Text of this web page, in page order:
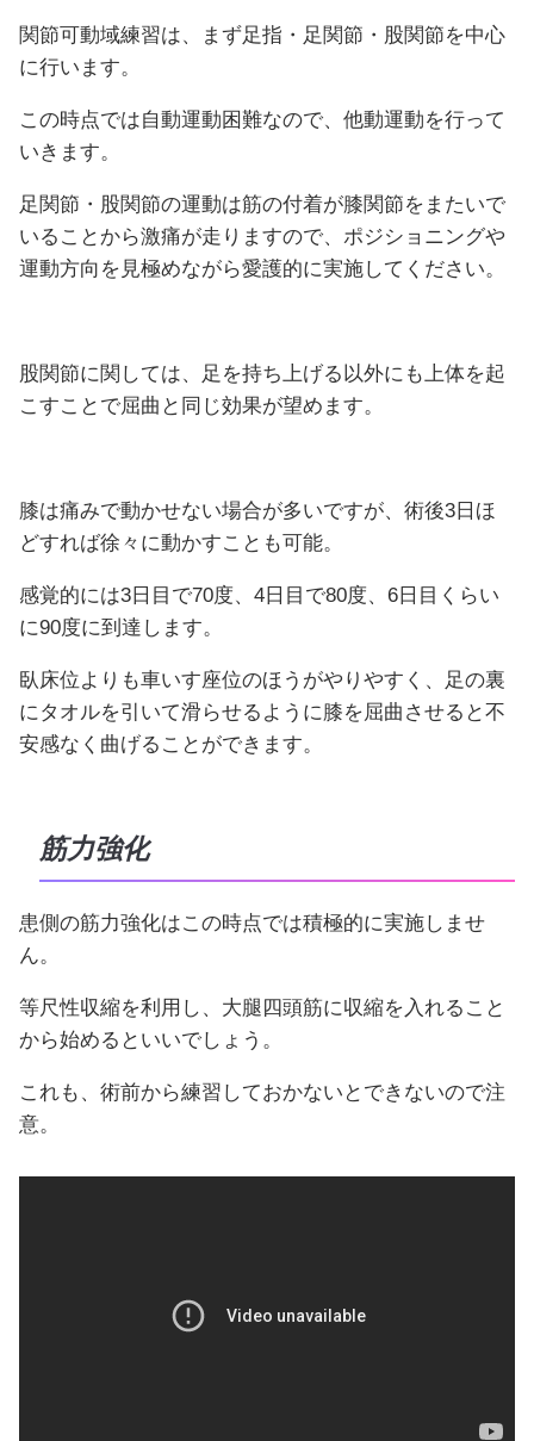
関節可動域練習は、まず足指・足関節・股関節を中心
に行います。
この時点では自動運動困難なので、他動運動を行って
いきます。
足関節・股関節の運動は筋の付着が膝関節をまたいで
いることから激痛が走りますので、ポジショニングや
運動方向を見極めながら愛護的に実施してください。
股関節に関しては、足を持ち上げる以外にも上体を起
こすことで屈曲と同じ効果が望めます。
膝は痛みで動かせない場合が多いですが、術後3日ほ
どすれば徐々に動かすことも可能。
感覚的には3日目で70度、4日目で80度、6日目くらい
に90度に到達します。
臥床位よりも車いす座位のほうがやりやすく、足の裏
にタオルを引いて滑らせるように膝を屈曲させると不
安感なく曲げることができます。
筋力強化
患側の筋力強化はこの時点では積極的に実施しませ
ん。
等尺性収縮を利用し、大腿四頭筋に収縮を入れること
から始めるといいでしょう。
これも、術前から練習しておかないとできないので注
意。